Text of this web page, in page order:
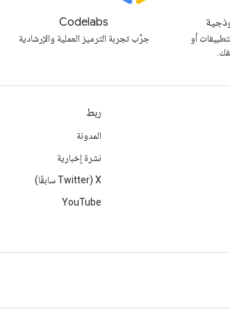
أو
Codelabs
جرِّب تجربة الترميز العملية والإرشادية
ربط
المدونة
نشرة إخبارية
‫X ‏(Twitter سابقًا)
YouTube